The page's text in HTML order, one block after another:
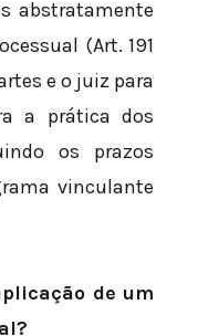
abstratamente
(Art. 191
e o juiz para
a prática dos
os prazos
vinculante
de um